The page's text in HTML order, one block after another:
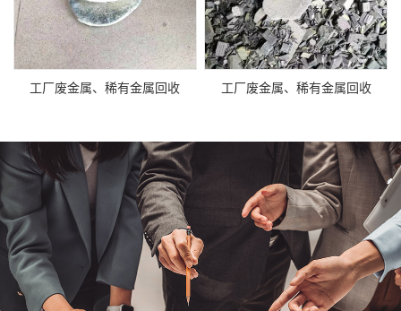
工厂废金属、稀有金属回收 工厂废金属、稀有金属回收